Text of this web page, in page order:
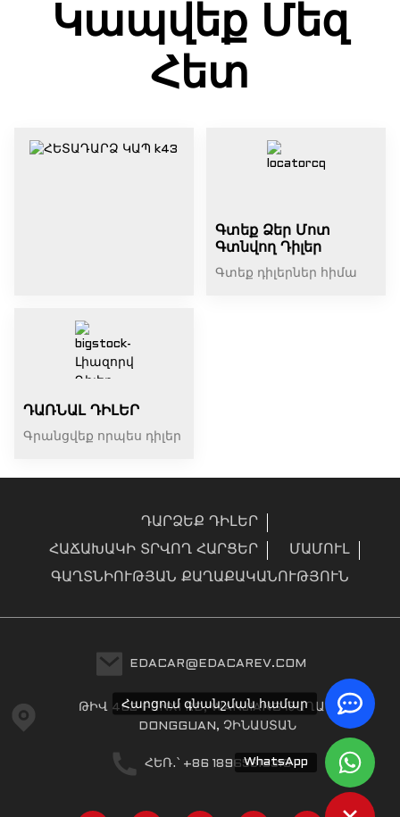
Հարցում գնանշման համար
WhatsApp
Կապվեք Մեզ
Հետ
Գտեք Ձեր Մոտ
Գտնվող Դիլեր
Գտեք դիլերներ հիմա
ԴԱՌՆԱԼ ԴԻԼԵՐ
Գրանցվեք որպես դիլեր
ԴԱՐՁԵՔ ԴԻԼԵՐ
ՀԱՃԱԽԱԿԻ ՏՐՎՈՂ ՀԱՐՑԵՐ ՄԱՄՈՒԼ
ԳԱՂՏՆԻՈՒԹՅԱՆ ՔԱՂԱՔԱԿԱՆՈՒԹՅՈՒՆ
EDACAR@EDACAREV.COM
ԹԻՎ 462 FENXI RD, WANJIANG ԹԱՂԱՄԱՍ,
DONGGUAN, ՉԻՆԱՍՏԱՆ
ՀԵՌ․՝ +86 18965816319